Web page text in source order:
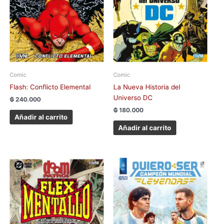
Comic
Flash: Conflicto Elemental
₲ 240.000
Añadir al carrito
Comic
La Nueva Historia del
Universo DC
₲ 180.000
Añadir al carrito